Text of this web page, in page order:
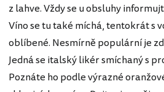
z lahve. Vždy se u obsluhy
Víno se tu také míchá, tentokrát s
oblíbené. Nesmírně populární je
Jedná se italský likér smíchaný s
Poznáte ho podle výrazné